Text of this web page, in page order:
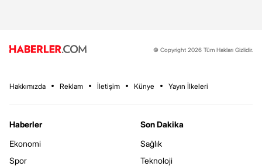
© Copyright 2026 Tüm Hakları Gizlidir.
Hakkımızda Reklam İletişim Künye Yayın İlkeleri
Haberler
Ekonomi
Spor
Son Dakika
Sağlık
Teknoloji